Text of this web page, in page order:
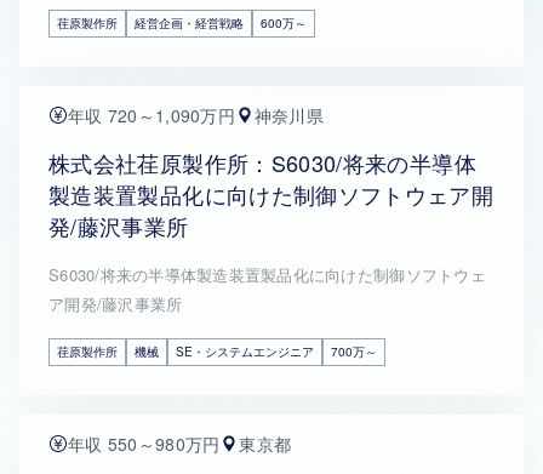
荏原製作所 経営企画・経営戦略 600万～
年収 720～1,090万円 神奈川県
株式会社荏原製作所：S6030/将来の半導体
製造装置製品化に向けた制御ソフトウェア開
発/藤沢事業所
S6030/将来の半導体製造装置製品化に向けた制御ソフトウェ
ア開発/藤沢事業所
荏原製作所 機械 SE・システムエンジニア 700万～
年収 550～980万円 東京都